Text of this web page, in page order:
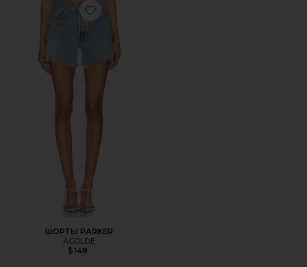
Favorite ШОРТЫ PARKER
ШОРТЫ PARKER
AGOLDE
$148